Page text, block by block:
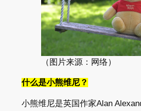
（图片来源：网络）
什么​是​小熊维尼？
小熊维尼​是​英国​作家Alan